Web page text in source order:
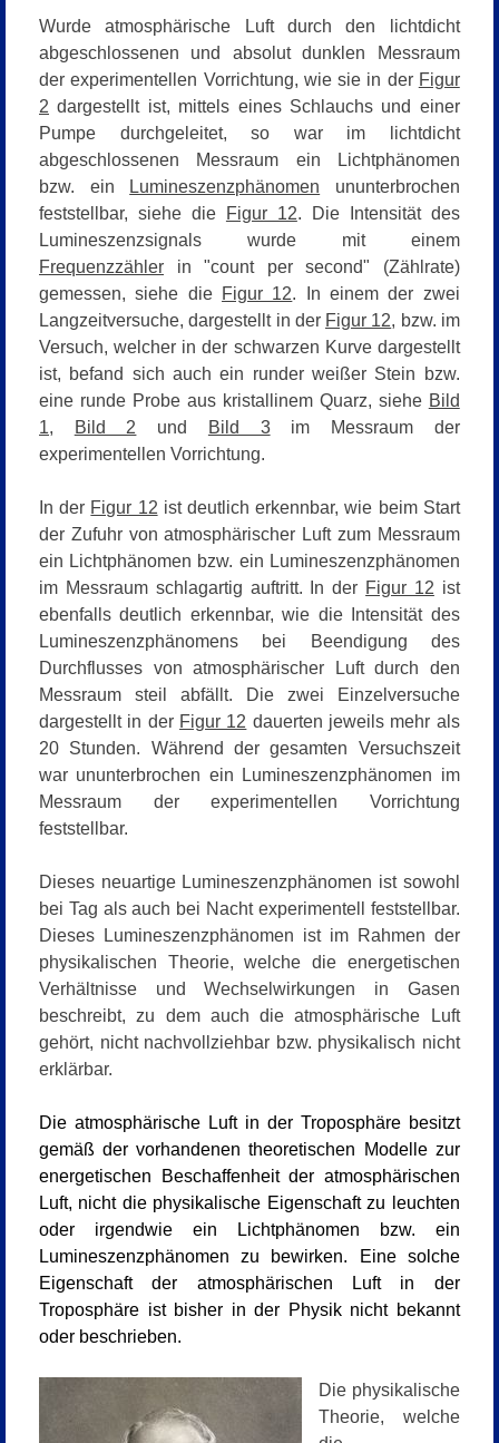
Wurde atmosphärische Luft durch den lichtdicht
abgeschlossenen und absolut dunklen Messraum
der experimentellen Vorrichtung, wie sie in der Figur
2 dargestellt ist, mittels eines Schlauchs und einer
Pumpe durchgeleitet, so war im lichtdicht
abgeschlossenen Messraum ein Lichtphänomen
bzw. ein
Lumineszenzphänomen ununterbrochen
feststellbar, siehe die
Figur 12. Die Intensität des
Lumineszenzsignals wurde mit einem
Frequenzzähler in "count per second" (Zählrate)
gemessen, siehe die Figur 12.
In einem der zwei
Langzeitversuche, dargestellt in der Figur 12, bzw. im
Versuch, welcher in der schwarzen Kurve dargestellt
ist, befand sich auch ein runder weißer Stein bzw.
eine runde Probe aus kristallinem Quarz, siehe Bild
1, Bild 2 und Bild 3im Messraum der
experimentellen Vorrichtung.
In der Figur 12 ist deutlich erkennbar, wie beim Start
der Zufuhr von atmosphärischer Luft zum Messraum
ein Lichtphänomen bzw. ein Lumineszenzphänomen
im Messraum schlagartig auftritt. In der Figur 12 ist
ebenfalls deutlich erkennbar, wie die Intensität des
Lumineszenzphänomens bei Beendigung des
Durchflusses von atmosphärischer Luft durch den
Messraum steil abfällt. Die zwei Einzelversuche
dargestellt in der Figur 12 dauerten jeweils mehr als
20 Stunden. Während der gesamten Versuchszeit
war ununterbrochen ein Lumineszenzphänomen im
Messraum der experimentellen Vorrichtung
feststellbar.
Dieses neuartige Lumineszenzphänomen ist sowohl
bei Tag als auch bei Nacht experimentell feststellbar.
Dieses Lumineszenzphänomen ist im Rahmen der
physikalischen Theorie, welche die energetischen
Verhältnisse und Wechselwirkungen in Gasen
beschreibt, zu dem auch die atmosphärische Luft
gehört, nicht nachvollziehbar bzw. physikalisch nicht
erklärbar.
Die atmosphärische Luft in der Troposphäre besitzt
gemäß der vorhandenen theoretischen Modelle zur
energetischen Beschaffenheit der atmosphärischen
Luft, nicht die physikalische Eigenschaft zu leuchten
oder irgendwie ein Lichtphänomen bzw. ein
Lumineszenzphänomen zu bewirken. Eine solche
Eigenschaft der atmosphärischen Luft in der
Troposphäre ist bisher in der Physik nicht bekannt
oder beschrieben.
Die physikalische
Theorie, welche